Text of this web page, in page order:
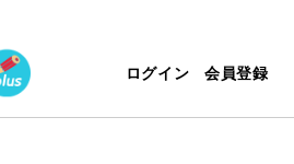
ログイン 会員登録